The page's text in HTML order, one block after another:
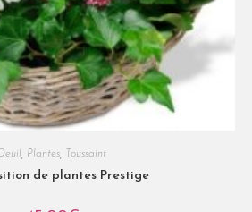
Plantes Toussaint
de plantes Prestige